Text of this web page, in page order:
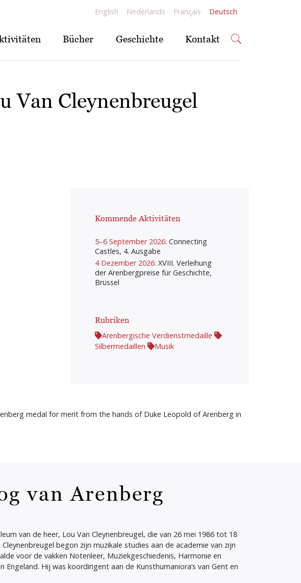
English Nederlands Français Deutsch
Bücher Geschichte Kontakt
Van Cleynenbreugel
Kommende Aktivitäten
5–6 September 2026: Connecting
Castles, 4. Ausgabe
4 Dezember 2026: XVIII. Verleihung
der Arenbergpreise für Geschichte,
Brüssel
Rubriken
Arenbergische Verdienstmedaille
Silbermedaillen
Musik
medal for merit from the hands of Duke Leopold of Arenberg in
van Arenberg
van de heer, Lou Van Cleynenbreugel, die van 26 mei 1986 tot 18
begon zijn muzikale studies aan de academie van zijn
voor de vakken Notenleer, Muziekgeschiedenis, Harmonie en
Hij was koordirigent aan de Kunsthumaniora’s van Gent en